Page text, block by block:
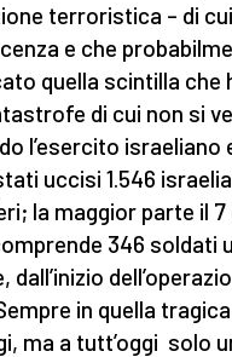
terroristica – di
e che
quella scintilla che
di cui non si
l’esercito
uccisi 1.546
la maggior parte il
346 soldati
dall’inizio
in quella
ma a tutt’oggi solo